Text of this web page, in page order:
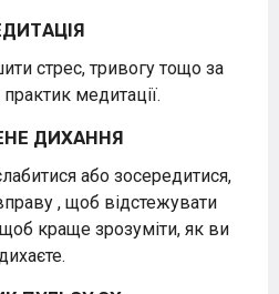
стрес, тривогу тощо за
медитації.
ДИХАННЯ
або зосередитися,
, щоб відстежувати
краще зрозуміти, як ви